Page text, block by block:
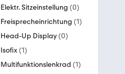
Elektr. Sitzeinstellung (0)
Freisprecheinrichtung (1)
Head-Up Display(0)
Isofix(1)
Multifunktionslenkrad (1)